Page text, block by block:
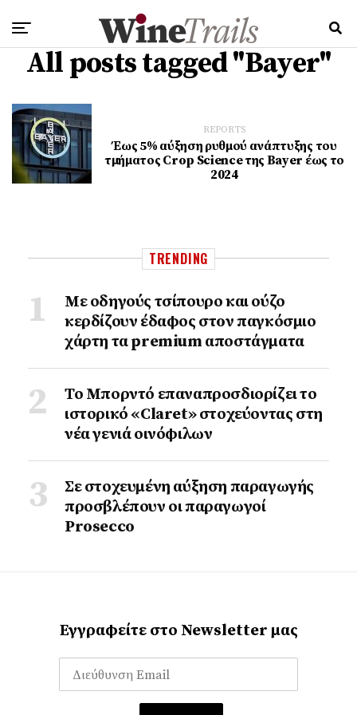
All posts tagged "Bayer"
REPORTS
Έως 5% αύξηση ρυθμού ανάπτυξης του
τμήματος Crop Science της Bayer έως το
2024
TRENDING
Με οδηγούς τσίπουρο και ούζο
κερδίζουν έδαφος στoν παγκόσμιο
χάρτη τα premium αποστάγματα
Το Μπορντό επαναπροσδιορίζει το
ιστορικό «Claret» στοχεύοντας στη
νέα γενιά οινόφιλων
Σε στοχευμένη αύξηση παραγωγής
προσβλέπουν οι παραγωγοί
Prosecco
Εγγραφείτε στο Newsletter μας